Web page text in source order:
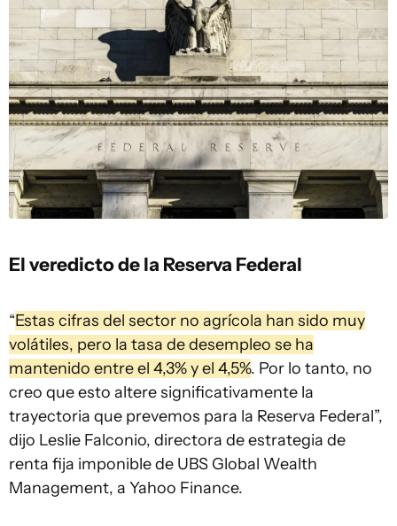
El veredicto de la Reserva Federal
“Estas cifras del sector no agrícola han sido muy
volátiles, pero la tasa de desempleo se ha
mantenido entre el 4,3% y el 4,5%. Por lo tanto, no
creo que esto altere significativamente la
trayectoria que prevemos para la Reserva Federal”,
dijo Leslie Falconio, directora de estrategia de
renta fija imponible de UBS Global Wealth
Management, a Yahoo Finance.